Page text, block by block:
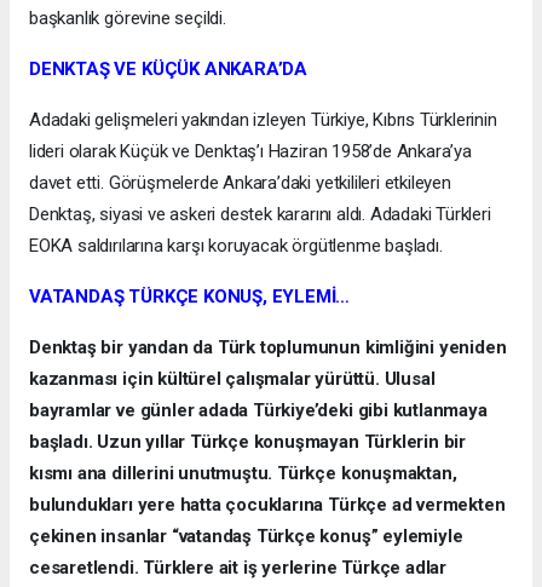
başkanlık görevine seçildi.
DENKTAŞ VE KÜÇÜK ANKARA’DA
Adadaki gelişmeleri yakından izleyen Türkiye, Kıbrıs Türklerinin
lideri olarak Küçük ve Denktaş’ı Haziran 1958’de Ankara’ya
davet etti. Görüşmelerde Ankara’daki yetkilileri etkileyen
Denktaş, siyasi ve askeri destek kararını aldı. Adadaki Türkleri
EOKA saldırılarına karşı koruyacak örgütlenme başladı.
VATANDAŞ TÜRKÇE KONUŞ, EYLEMİ…
Denktaş bir yandan da Türk toplumunun kimliğini yeniden
kazanması için kültürel çalışmalar yürüttü. Ulusal
bayramlar ve günler adada Türkiye’deki gibi kutlanmaya
başladı. Uzun yıllar Türkçe konuşmayan Türklerin bir
kısmı ana dillerini unutmuştu. Türkçe konuşmaktan,
bulundukları yere hatta çocuklarına Türkçe ad vermekten
çekinen insanlar “vatandaş Türkçe konuş” eylemiyle
cesaretlendi. Türklere ait iş yerlerine Türkçe adlar